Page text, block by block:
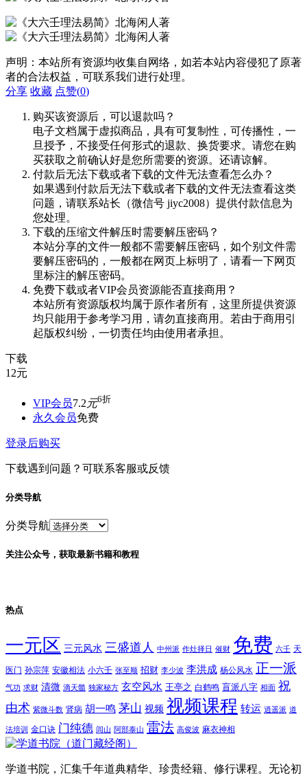
声明：本站所有资源均收集自网络，如若本站内容侵犯了原著
者的合法权益，可联系我们进行处理。
分享 收藏 点赞(0)
购买该资源后，可以退款吗？
电子文档属于虚拟商品，具有可复制性，可传播性，一
旦授予，不接受任何形式的退款、换货要求。请您在购
买获取之前确认好是您所需要的资源。还请谅解。
付款后无法下载或者下载的文件无法查看怎么办？
如果遇到付款后无法下载或者下载的文件无法查看这类
问题，请联系站长（微信号 jiyc2008）提供付款信息为
您处理。
下载的压缩文件解压时需要解压密码？
本站分享的文件一般都不需要解压密码，如个别文件需
要解压密码的，一般都在网页上标明了，请看一下网页
里标注的解压密码。
免费下载或者VIP会员资源能否直接商用？
本站所有资源版权均属于原作者所有，这里所提供资源
均只能用于参考学习用，请勿直接商用。若由于商用引
起版权纠纷，一切责任均由使用者承担。
下载
12元
VIP会员7.2 元6折
永久会员免费
登录后购买
下载遇到问题？可联系客服或反馈
分类导航
分类导航
关注公众号，获取最新书籍和教程
热点
一元区 三元风水 三盛道人 中州派 作灶择日 催财 免费 六壬 天
医门 孙宗萍 安徽相法 小六壬 张至顺 招财 李少波 李洪成 杨公风水 正一派
气功 求财 清微 滴天髓 独家秘方 玄空风水 王亭之 白鹤鸣 盲派八字 相面 祝
由术 紫微斗数 肾病 胡一鸣 茅山 视频 视频课程 转运 逍遥派 道
法培训 金口诀 门纯德 闾山 阿部泰山 雷法 高俊波 麻衣神相
学道书院，汇集千年道典精华、珍贵经籍、修行课程。无论初